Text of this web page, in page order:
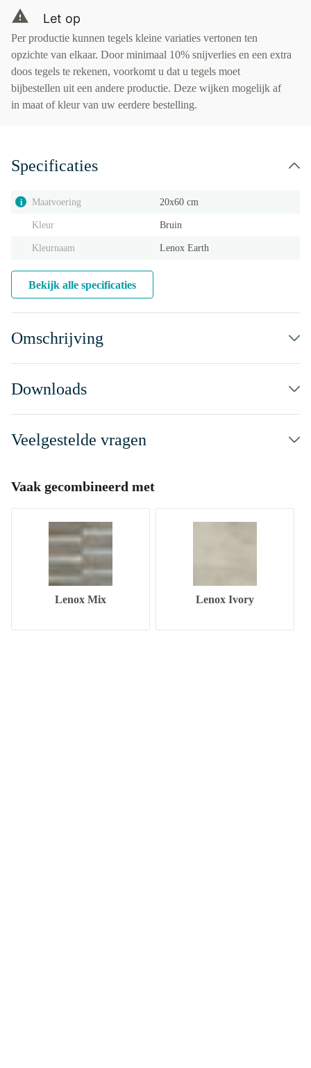
Let op
Per productie kunnen tegels kleine variaties vertonen ten
opzichte van elkaar. Door minimaal 10% snijverlies en een extra
doos tegels te rekenen, voorkomt u dat u tegels moet
bijbestellen uit een andere productie. Deze wijken mogelijk af
in maat of kleur van uw eerdere bestelling.
Specificaties
i Maatvoering 20x60 cm
Kleur Bruin
Kleurnaam Lenox Earth
Bekijk alle specificaties
Omschrijving
Downloads
Veelgestelde vragen
Vaak gecombineerd met
Lenox Mix Lenox Ivory